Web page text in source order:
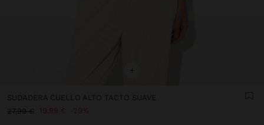
+
SUDADERA CUELLO ALTO TACTO SUAVE
27,99 €
19,99 € 29%